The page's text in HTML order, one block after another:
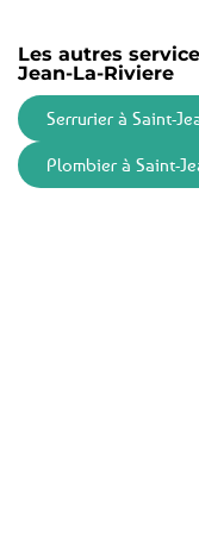
Les autres
Jean-La-Riviere
Serrurier à Saint-
Plombier à Saint-